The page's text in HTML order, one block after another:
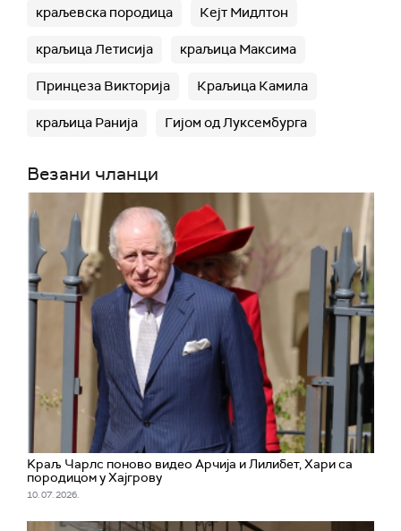
краљевска породица Кејт Мидлтон
краљица Летисија краљица Максима
Принцеза Викторија Краљица Камила
краљица Ранија Гијом од Луксембурга
Везани чланци
Kраљ Чарлс поново видео Арчија и Лилибет, Хари са
породицом у Хајгрову
10. 07. 2026.